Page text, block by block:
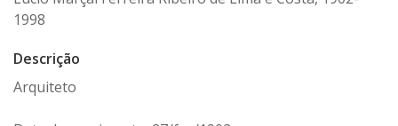
1998
Descrição
Arquiteto